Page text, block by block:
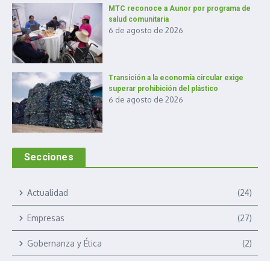
MTC reconoce a Aunor por programa de
salud comunitaria
6 de agosto de 2026
Transición a la economía circular exige
superar prohibición del plástico
6 de agosto de 2026
Secciones
Actualidad (24)
Empresas (27)
Gobernanza y Ética (2)